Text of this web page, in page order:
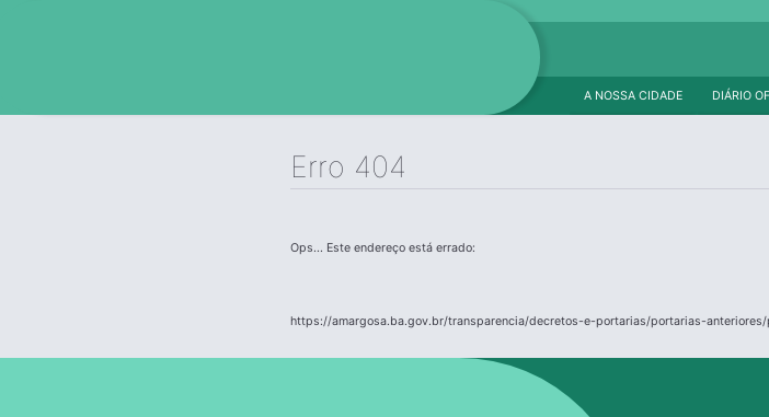
DIÁRIO
A NOSSA CIDADE
Erro 404
Ops... Este endereço está errado:
https://amargosa.ba.gov.br/transparencia/decretos-e-portarias/portarias-